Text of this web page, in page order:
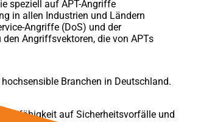
speziell auf APT-Angriffe
in allen Industrien und Ländern
Angriffe (DoS) und der
den Angriffsvektoren, die von APTs
Branchen in Deutschland.
auf Sicherheitsvorfälle und